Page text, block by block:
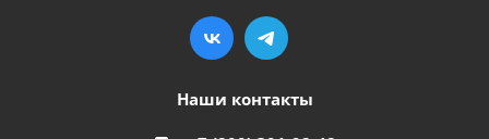
Наши контакты